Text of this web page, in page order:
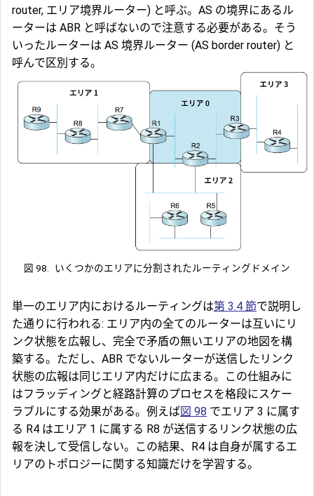
router, エリア境界ルーター) と呼ぶ。AS の境界にあるル
ーターは ABR と呼ばないので注意する必要がある。そう
いったルーターは AS 境界ルーター (AS border router) と
呼んで区別する。
図 98. いくつかのエリアに分割されたルーティングドメイン
単一のエリア内におけるルーティングは第 3.4 節で説明し
た通りに行われる: エリア内の全てのルーターは互いにリ
ンク状態を広報し、完全で矛盾の無いエリアの地図を構
築する。ただし、ABR でないルーターが送信したリンク
状態の広報は同じエリア内だけに広まる。この仕組みに
はフラッディングと経路計算のプロセスを格段にスケー
ラブルにする効果がある。例えば図 98 でエリア 3 に属す
る R4 はエリア 1 に属する R8 が送信するリンク状態の広
報を決して受信しない。この結果、R4 は自身が属するエ
リアのトポロジーに関する知識だけを学習する。